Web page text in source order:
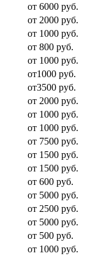
от 6000 руб.
от 2000 руб.
от 1000 руб.
от 800 руб.
от 1000 руб.
от1000 руб.
от3500 руб.
от 2000 руб.
от 1000 руб.
от 1000 руб.
от 7500 руб.
от 1500 руб.
от 1500 руб.
от 600 руб.
от 5000 руб.
от 2500 руб.
от 5000 руб.
от 500 руб.
от 1000 руб.